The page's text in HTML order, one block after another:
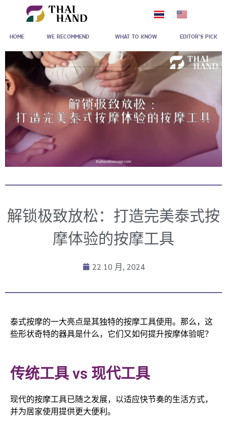
容
HOME WE RECOMMEND WHAT TO KNOW EDITOR'S PICK
解锁极致放松：打造完美泰式按
摩体验的按摩工具
22 10 月, 2024
泰式按摩的一大亮点是其独特的按摩工具使用。那么，这
些形状奇特的器具是什么，它们又如何提升按摩体验呢？
传统工具 vs 现代工具
现代的按摩工具已随之发展，以适应快节奏的生活方式，
并为居家使用提供更大便利。